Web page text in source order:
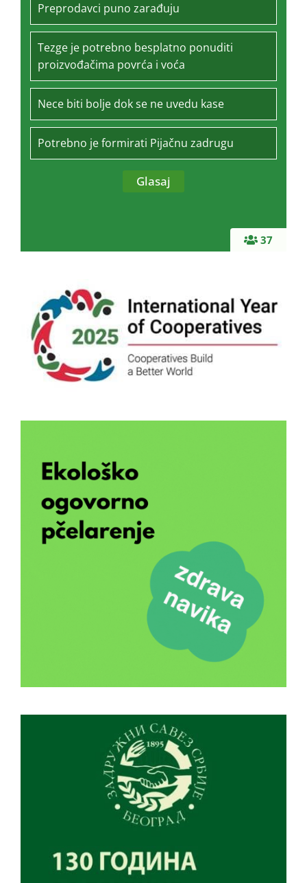
37
Preprodavci puno zarađuju
Tezge je potrebno besplatno ponuditi
proizvođačima povrća i voća
Nece biti bolje dok se ne uvedu kase
Potrebno je formirati Pijačnu zadrugu